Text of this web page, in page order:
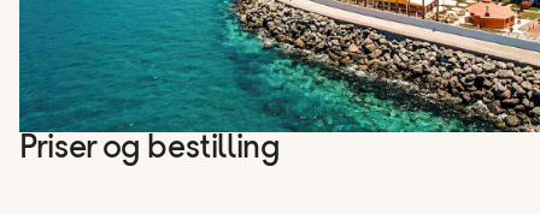
Priser og bestilling